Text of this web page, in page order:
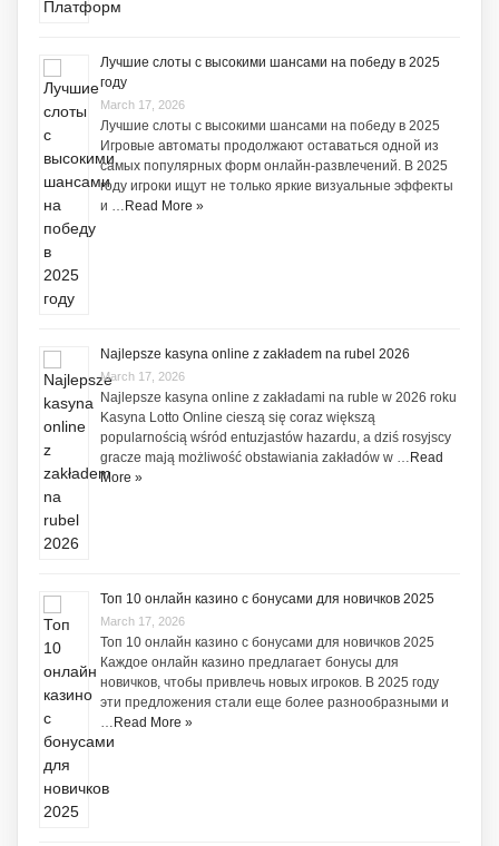
Лучшие слоты с высокими шансами на победу в 2025
году
March 17, 2026
Лучшие слоты с высокими шансами на победу в 2025
Игровые автоматы продолжают оставаться одной из
самых популярных форм онлайн-развлечений. В 2025
году игроки ищут не только яркие визуальные эффекты
и … Read More »
Najlepsze kasyna online z zakładem na rubel 2026
March 17, 2026
Najlepsze kasyna online z zakładami na ruble w 2026 roku
Kasyna Lotto Online cieszą się coraz większą
popularnością wśród entuzjastów hazardu, a dziś rosyjscy
gracze mają możliwość obstawiania zakładów w … Read
More »
Топ 10 онлайн казино с бонусами для новичков 2025
March 17, 2026
Топ 10 онлайн казино с бонусами для новичков 2025
Каждое онлайн казино предлагает бонусы для
новичков, чтобы привлечь новых игроков. В 2025 году
эти предложения стали еще более разнообразными и
Read More »